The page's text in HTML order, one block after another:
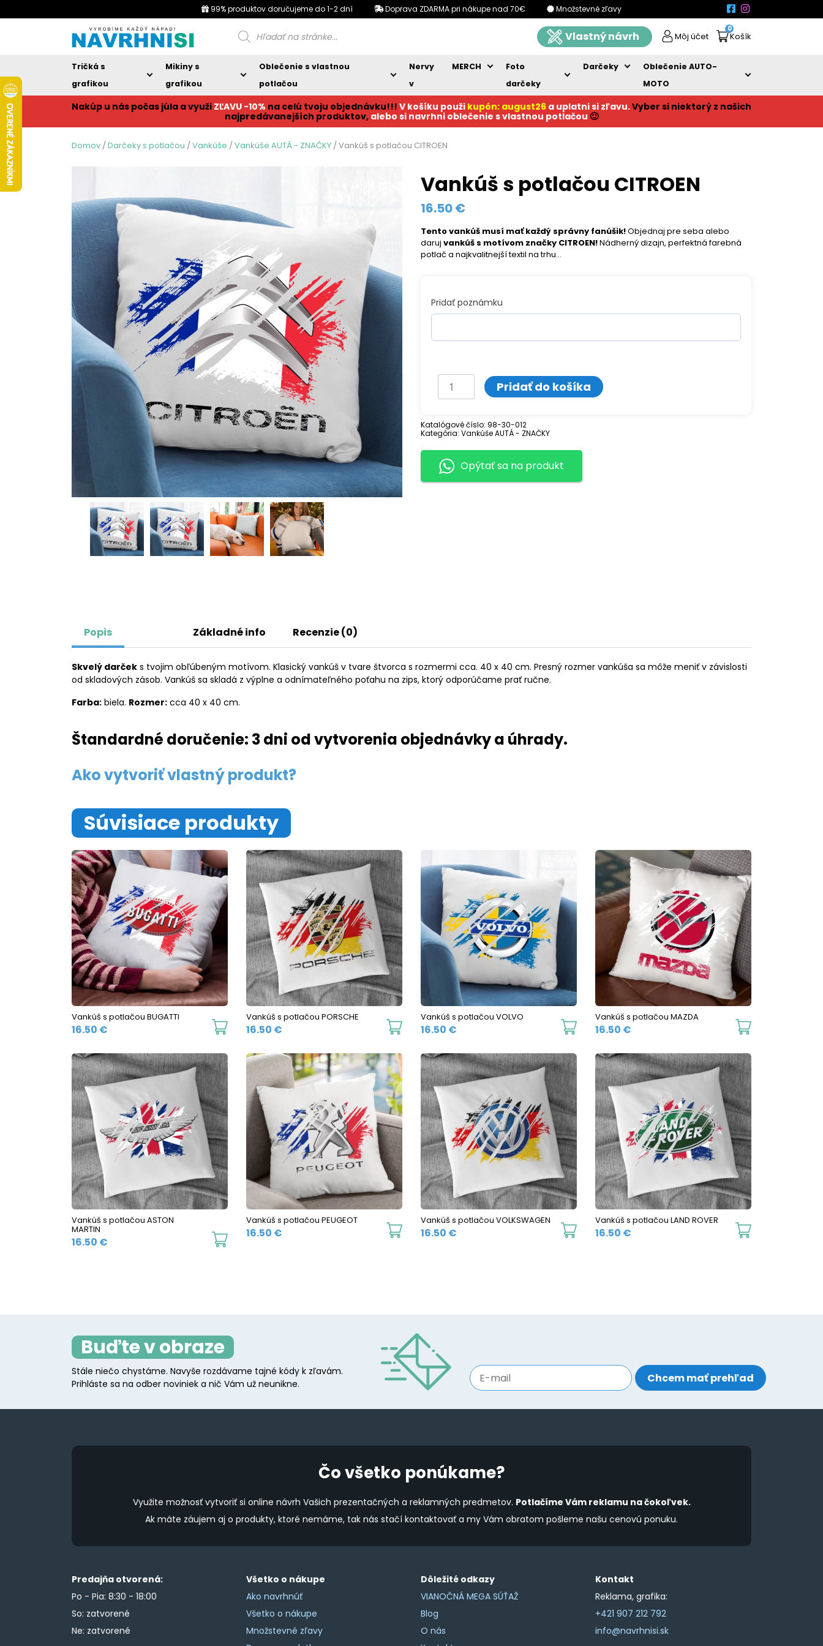
99% produktov doručujeme do 1-2 dní Doprava ZDARMA pri nákupe nad 70€ Množstevné zľavy
Products
search Vlastný návrh Môj účet
0
Košík
Tričká s
grafikou
Mikiny s
grafikou
Oblečenie s vlastnou
potlačou
Nervy
v
MERCH
Foto
darčeky
Darčeky
Oblečenie AUTO-
MOTO
Nakúp u nás počas júla a využi ZĽAVU -10% na celú tvoju objednávku!!! V košíku použi kupón: august26 a uplatni si zľavu.Vyber si niektorý z našich
najpredávanejších produktov, alebo si navrhni oblečenie s vlastnou potlačou 🙂
Domov /Darčeky s potlačou /Vankúše /Vankúše AUTÁ - ZNAČKY / Vankúš s potlačou CITROEN
Vankúš s potlačou CITROEN
16.50€
Tento vankúš musí mať každý správny fanúšik!Objednaj pre seba alebo
daruj vankúš s motívom značky CITROEN!Nádherný dizajn, perfektná farebná
potlač a najkvalitnejší textil na trhu…
Pridať poznámku
množstvo
Vankúš
potlačou
CITROEN
Pridať do košíka
Katalógové číslo: 98-30-012
Kategória: Vankúše AUTÁ - ZNAČKY
Opýtať sa na produkt
Popis Základné info Recenzie (0)
Skvelý darček s tvojim obľúbeným motívom. Klasický vankúš v tvare štvorca s rozmermi cca. 40 x 40 cm. Presný rozmer vankúša sa môže meniť v závislosti
od skladových zásob. Vankúš sa skladá z výplne a odnímateľného poťahu na zips, ktorý odporúčame prať ručne.
Farba: biela. Rozmer: cca 40 x 40 cm.
Štandardné doručenie: 3 dni od vytvorenia objednávky a úhrady.
Ako vytvoriť vlastný produkt?
Súvisiace produkty
Vankúš s potlačou BUGATTI
16.50 €
Vankúš s potlačou PORSCHE
16.50 €
Vankúš s potlačou VOLVO
16.50 €
Vankúš s potlačou MAZDA
16.50 €
Vankúš s potlačou ASTON
MARTIN
16.50 €
Vankúš s potlačou PEUGEOT
16.50 €
Vankúš s potlačou VOLKSWAGEN
16.50 €
Vankúš s potlačou LAND ROVER
16.50 €
Buďte v obraze
Stále niečo chystáme. Navyše rozdávame tajné kódy k zľavám.
Prihláste sa na odber noviniek a nič Vám už neunikne.
Čo všetko ponúkame?
Využite možnosť vytvoriť si online návrh Vašich prezentačných a reklamných predmetov. Potlačíme Vám reklamu na čokoľvek.
Ak máte záujem aj o produkty, ktoré nemáme, tak nás stačí kontaktovať a my Vám obratom pošleme našu cenovú ponuku.
Predajňa otvorená:
Po - Pia: 8:30 - 18:00
So: zatvorené
Ne: zatvorené
Všetko o nákupe
Ako navrhnúť
Všetko o nákupe
Množstevné zľavy
Dôležité odkazy
VIANOČNÁ MEGA SÚŤAŽ
Blog
O nás
Kontakt
Reklama, grafika:
+421 907 212 792
info@navrhnisi.sk